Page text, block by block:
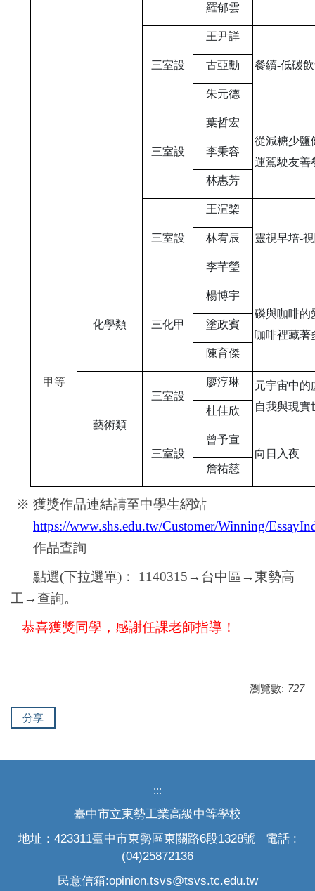
羅郁雲
三室設
王尹詳
餐續-低碳
古亞勳
朱元德
三室設
葉哲宏
從減糖少鹽
運駕駛友善
李秉容
林惠芳
三室設
王渲棃
靈視早培-
林宥辰
李芊瑩
甲等
化學類 三化甲
楊博宇
磷與咖啡的
咖啡裡藏著
塗政賓
陳育傑
藝術類
三室設
廖淳琳
元宇宙中的
自我與現實
杜佳欣
三室設
曾予宣
向日入夜
詹祐慈
※ 獲獎作品連結請至中學生網站
https://www.shs.edu.tw/Customer/Winning/
作品查詢
點選(下拉選單)： 1140315→台中區→東勢高
工→查詢。
恭喜獲獎同學，感謝任課老師指導！
瀏覽數: 727
分享
:::
臺中市立東勢工業高級中等學校
地址：423311臺中市東勢區東關路6段1328號 電話 :
(04)25872136
民意信箱:opinion.tsvs@tsvs.tc.edu.tw